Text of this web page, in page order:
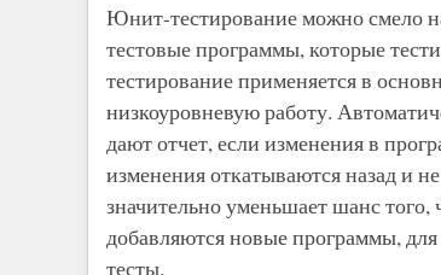
Юнит-тестирование можно смело
тестовые программы, которые
тестирование применяется в
низкоуровневую работу.
дают отчет, если изменения в
изменения откатываются назад и
значительно уменьшает шанс
добавляются новые программы,
тесты.